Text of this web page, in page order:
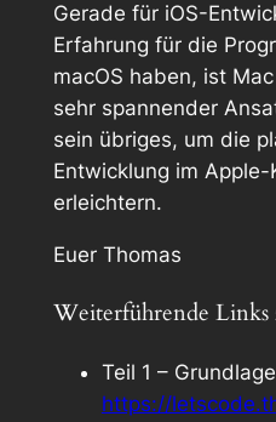
Gerade für iOS-
Erfahrung für die
macOS haben, ist
sehr spannender
sein übriges, um die
Entwicklung im Apple-
erleichtern.
Euer Thomas
Weiterführende
Teil 1 –
https://